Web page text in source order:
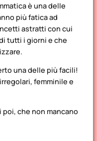
è una delle
più fatica ad
astratti con cui
tutti i giorni e che
una delle più facili!
femminile e
che non mancano